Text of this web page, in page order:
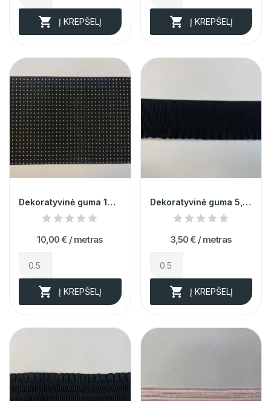
 Į KREPŠELĮ  Į KREPŠELĮ
Dekoratyvinė guma 10cm 008140
10,00 € / metras
 Į KREPŠELĮ
Dekoratyvinė guma 5,3cm 013618
3,50 € / metras
 Į KREPŠELĮ